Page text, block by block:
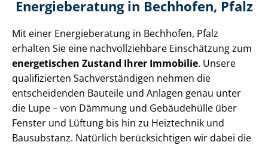
Energieberatung in Bechhofen, Pfalz
Mit einer Energieberatung in Bechhofen, Pfalz
erhalten Sie eine nach­voll­zieh­ba­re Einschätzung zum
energetischen Zustand Ihrer Immobilie. Unsere
qualifizierten Sach­ver­stän­di­gen nehmen die
entscheidenden Bauteile und Anlagen genau unter
die Lupe – von Dämmung und Gebäudehülle über
Fenster und Lüftung bis hin zu Heiztechnik und
Bausubstanz. Natürlich berücksichtigen wir dabei die